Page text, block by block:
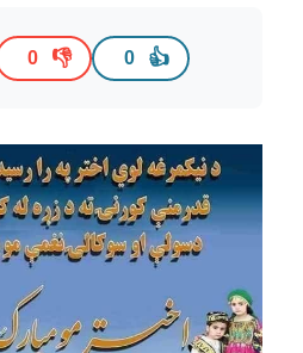
👍
0
👎
0